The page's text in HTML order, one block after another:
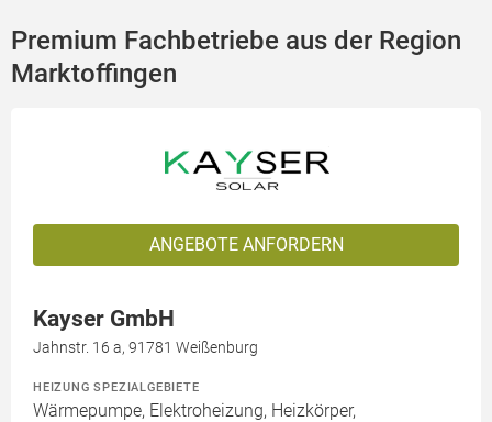
Premium Fachbetriebe aus der Region
Marktoffingen
ANGEBOTE ANFORDERN
Kayser GmbH
Jahnstr. 16 a, 91781 Weißenburg
HEIZUNG SPEZIALGEBIETE
Wärmepumpe, Elektroheizung, Heizkörper,